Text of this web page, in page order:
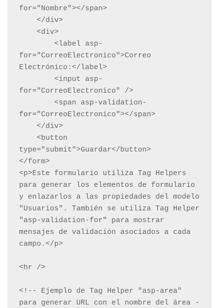
for="Nombre"></span>
for="CorreoElectronico">Correo
Electrónico:</label>
for="CorreoElectronico" />
for="CorreoElectronico"></span>
type="submit">Guardar</button>
</form>
<p>Este formulario utiliza Tag Helpers
para generar los elementos de formulario
y enlazarlos a las propiedades del modelo
"Usuarios". También se utiliza Tag Helper
"asp-validation-for" para mostrar
mensajes de validación asociados a cada
campo.</p>
<hr />
<!-- Ejemplo de Tag Helper "asp-area"
para generar URL con el nombre del área -